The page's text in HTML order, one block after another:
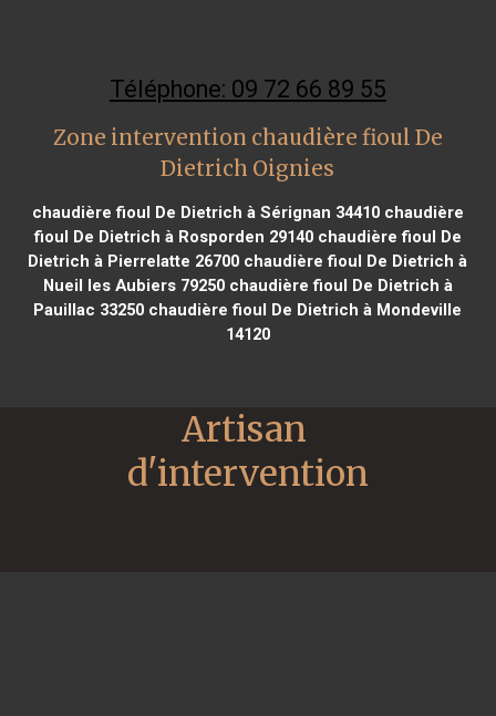
Téléphone: 09 72 66 89 55
Zone intervention chaudière fioul De
Dietrich Oignies
chaudière fioul De Dietrich à Sérignan 34410chaudière
fioul De Dietrich à Rosporden 29140chaudière fioul De
Dietrich à Pierrelatte 26700 chaudière fioul De Dietrich à
Nueil les Aubiers 79250chaudière fioul De Dietrich à
Pauillac 33250 chaudière fioul De Dietrich à Mondeville
14120
Artisan
d'intervention